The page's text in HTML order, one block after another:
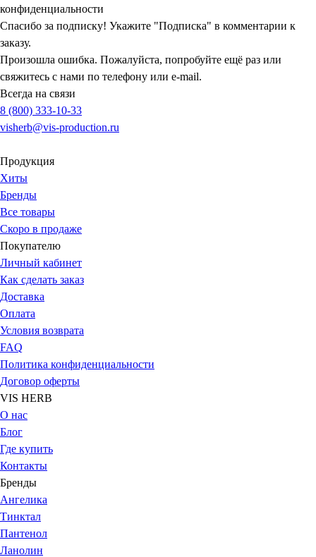
конфиденциальности
Спасибо за подписку! Укажите "Подписка" в комментарии к
заказу.
Произошла ошибка. Пожалуйста, попробуйте ещё раз или
свяжитесь с нами по телефону или e-mail.
Всегда на связи
8 (800) 333-10-33
visherb@vis-production.ru
Продукция
Хиты
Бренды
Все товары
Скоро в продаже
Покупателю
Личный кабинет
Как сделать заказ
Доставка
Оплата
Условия возврата
FAQ
Политика конфиденциальности
Договор оферты
VIS HERB
О нас
Блог
Где купить
Контакты
Бренды
Ангелика
Тинктал
Пантенол
Ланолин